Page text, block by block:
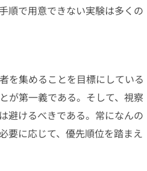
順で用意できない実験は多くの
を集めることを目標にしている
が第一義である。そして、視察
避けるべきである。常になんの
要に応じて、優先順位を踏まえ